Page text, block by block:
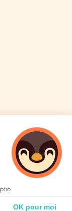
OK pour moi
5 personnes
consultent
actuellement cette